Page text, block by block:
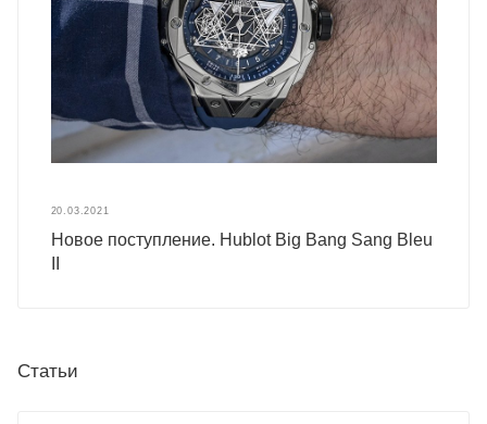
20.03.2021
Новое поступление. Hublot Big Bang Sang Bleu
Статьи